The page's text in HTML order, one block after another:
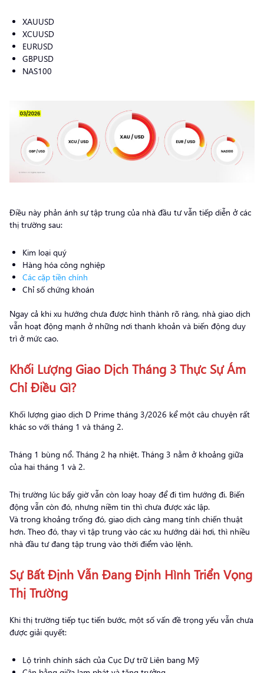
XAUUSD
XCUUSD
EURUSD
GBPUSD
NAS100
Điều này phản ánh sự tập trung của nhà đầu tư vẫn tiếp diễn ở các
thị trường sau:
Kim loại quý
Hàng hóa công nghiệp
Các cặp tiền chính
Chỉ số chứng khoán
Ngay cả khi xu hướng chưa được hình thành rõ ràng, nhà giao dịch
vẫn hoạt động mạnh ở những nơi thanh khoản và biến động duy
trì ở mức cao.
Khối Lượng Giao Dịch Tháng 3 Thực Sự Ám
Chỉ Điều Gì?
Khối lượng giao dịch D Prime tháng 3/2026 kể một câu chuyện rất
khác so với tháng 1 và tháng 2.
Tháng 1 bùng nổ. Tháng 2 hạ nhiệt. Tháng 3 nằm ở khoảng giữa
của hai tháng 1 và 2.
Thị trường lúc bấy giờ vẫn còn loay hoay để đi tìm hướng đi. Biến
động vẫn còn đó, nhưng niềm tin thì chưa được xác lập.
Và trong khoảng trống đó, giao dịch càng mang tính chiến thuật
hơn. Theo đó, thay vì tập trung vào các xu hướng dài hơi, thì nhiều
nhà đầu tư đang tập trung vào thời điểm vào lệnh.
Sự Bất Định Vẫn Đang Định Hình Triển Vọng
Thị Trường
Khi thị trường tiếp tục tiến bước, một số vấn đề trọng yếu vẫn chưa
được giải quyết:
Lộ trình chính sách của Cục Dự trữ Liên bang Mỹ